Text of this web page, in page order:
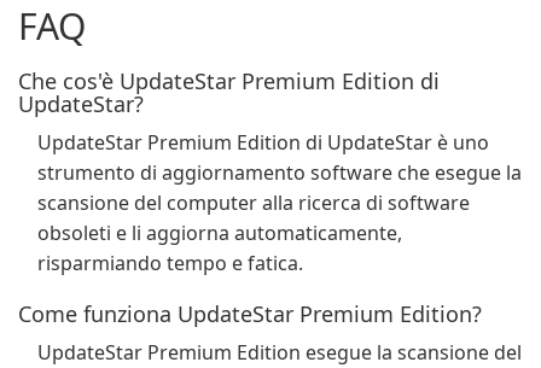
FAQ
Che cos'è UpdateStar Premium Edition di
UpdateStar?
UpdateStar Premium Edition di UpdateStar è uno
strumento di aggiornamento software che esegue la
scansione del computer alla ricerca di software
obsoleti e li aggiorna automaticamente,
risparmiando tempo e fatica.
Come funziona UpdateStar Premium Edition?
UpdateStar Premium Edition esegue la scansione del